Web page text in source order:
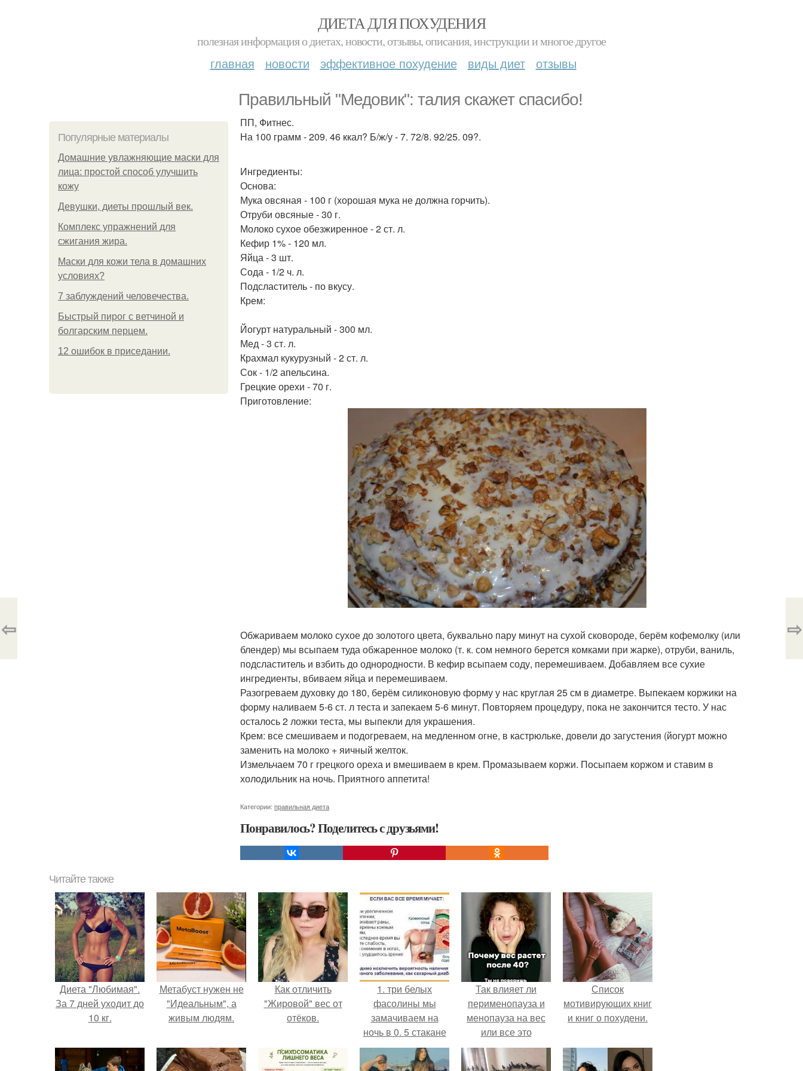
ДИЕТА ДЛЯ ПОХУДЕНИЯ
полезная информация о диетах, новости, отзывы, описания, инструкции и многое другое
главная новости эффективное похудение виды диет отзывы
Правильный "Медовик": талия скажет спасибо!
Популярные материалы
Домашние увлажняющие маски для
лица: простой способ улучшить
кожу
Девушки, диеты прошлый век.
Комплекс упражнений для
сжигания жира.
Маски для кожи тела в домашних
условиях?
7 заблуждений человечества.
Быстрый пирог с ветчиной и
болгарским перцем.
12 ошибок в приседании.
ПП, Фитнес.
На 100 грамм - 209. 46 ккал? Б/ж/у - 7. 72/8. 92/25. 09?.
Ингредиенты:
Основа:
Мука овсяная - 100 г (хорошая мука не должна горчить).
Отруби овсяные - 30 г.
Молоко сухое обезжиренное - 2 ст. л.
Кефир 1% - 120 мл.
Яйца - 3 шт.
Сода - 1/2 ч. л.
Подсластитель - по вкусу.
Крем:
Йогурт натуральный - 300 мл.
Мед - 3 ст. л.
Крахмал кукурузный - 2 ст. л.
Сок - 1/2 апельсина.
Грецкие орехи - 70 г.
Приготовление:
Обжариваем молоко сухое до золотого цвета, буквально пару минут на сухой сковороде, берём кофемолку (или
блендер) мы всыпаем туда обжаренное молоко (т. к. сом немного берется комками при жарке), отруби, ваниль,
подсластитель и взбить до однородности. В кефир всыпаем соду, перемешиваем. Добавляем все сухие
ингредиенты, вбиваем яйца и перемешиваем.
Разогреваем духовку до 180, берём силиконовую форму у нас круглая 25 см в диаметре. Выпекаем коржики на
форму наливаем 5-6 ст. л теста и запекаем 5-6 минут. Повторяем процедуру, пока не закончится тесто. У нас
осталось 2 ложки теста, мы выпекли для украшения.
Крем: все смешиваем и подогреваем, на медленном огне, в кастрюльке, довели до загустения (йогурт можно
заменить на молоко + яичный желток.
Измельчаем 70 г грецкого ореха и вмешиваем в крем. Промазываем коржи. Посыпаем коржом и ставим в
холодильник на ночь. Приятного аппетита!
Категории: правильная диета
Понравилось? Поделитесь с друзьями!
⇦ ⇨
Читайте также
Диета "Любимая".
За 7 дней уходит до
10 кг.
Метабуст нужен не
"Идеальным", а
живым людям.
Как отличить
"Жировой" вес от
отёков.
1. три белых
фасолины мы
замачиваем на
ночь в 0. 5 стакане
холодной
кипяченой воды.
Так влияет ли
перименопауза и
менопауза на вес
или все это
ерунда?
Список
мотивирующих книг
и книг о похудени.